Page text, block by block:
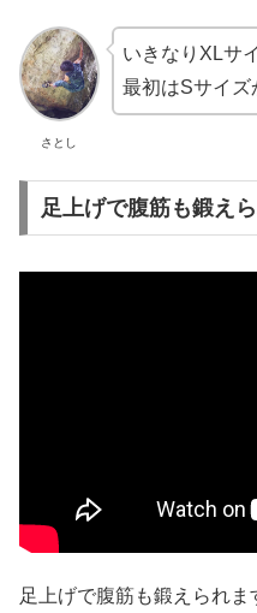
さとし
いきなりXLサ
最初はSサイズ
足上げで腹筋も鍛え
足上げで腹筋も鍛えられま